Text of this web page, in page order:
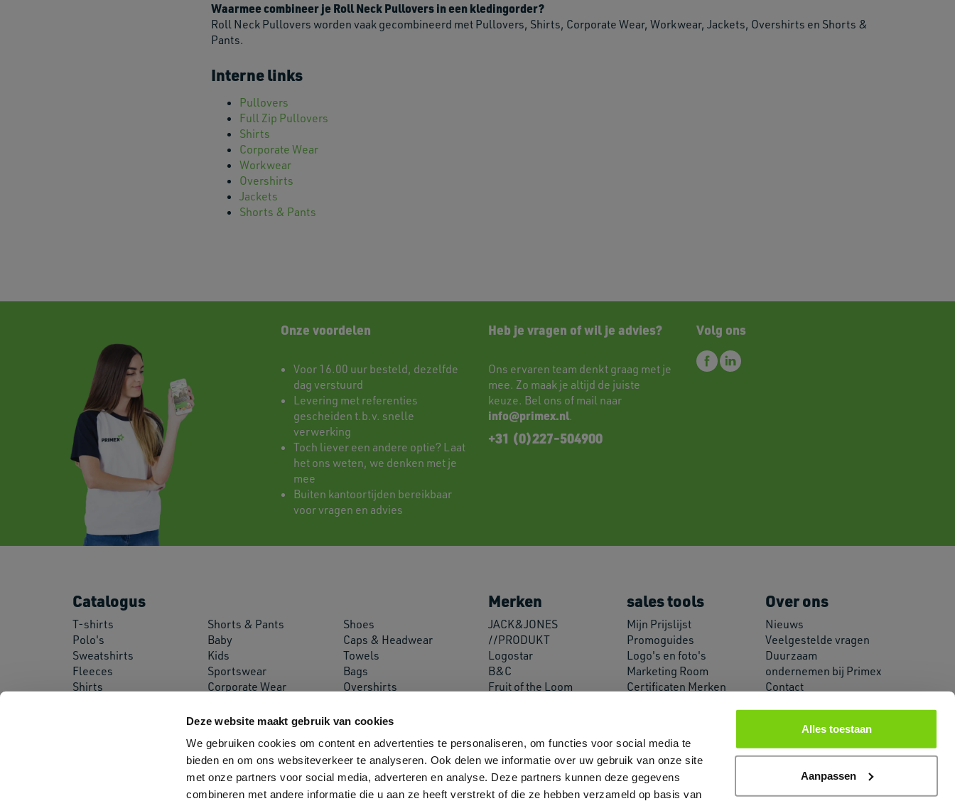
Deze website maakt gebruik van cookies
We gebruiken cookies om content en advertenties te personaliseren, om functies voor social media te
bieden en om ons websiteverkeer te analyseren. Ook delen we informatie over uw gebruik van onze site
met onze partners voor social media, adverteren en analyse. Deze partners kunnen deze gegevens
combineren met andere informatie die u aan ze heeft verstrekt of die ze hebben verzameld op basis van
Alles toestaan
Aanpassen
Waarmee combineer je Roll Neck Pullovers in een kledingorder?
Roll Neck Pullovers worden vaak gecombineerd met Pullovers, Shirts, Corporate Wear, Workwear, Jackets, Overshirts en Shorts &
Pants.
Interne links
Pullovers
Full Zip Pullovers
Shirts
Corporate Wear
Workwear
Overshirts
Jackets
Shorts & Pants
Heb je vragen of wil je advies?
Ons ervaren team denkt graag met je
mee. Zo maak je altijd de juiste
keuze. Bel ons of mail naar
info@primex.nl.
+31 (0)227-504900
Volg ons
Onze voordelen
Voor 16.00 uur besteld, dezelfde
dag verstuurd
Levering met referenties
gescheiden t.b.v. snelle
verwerking
Toch liever een andere optie? Laat
het ons weten, we denken met je
mee
Buiten kantoortijden bereikbaar
voor vragen en advies
Catalogus
T-shirts
Polo's
Sweatshirts
Fleeces
Shirts
Shorts & Pants
Baby
Kids
Sportswear
Corporate Wear
Safety Wear
Shoes
Caps & Headwear
Towels
Bags
Overshirts
Decoration Supplies
Merken
JACK&JONES
//PRODUKT
Logostar
B&C
Fruit of the Loom
Roly
Helly Hansen
Bekijk al onze merken
sales tools
Mijn Prijslijst
Promoguides
Logo's en foto's
Marketing Room
Certificaten Merken
Over ons
Nieuws
Veelgestelde vragen
Duurzaam
ondernemen bij Primex
Contact